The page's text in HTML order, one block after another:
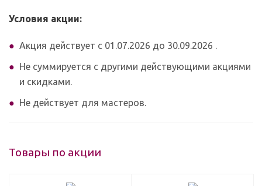
Условия акции:
Акция действует c 01.07.2026 до 30.09.2026 .
Не суммируется с другими действующими акциями
и скидками.
Не действует для мастеров.
Товары по акции